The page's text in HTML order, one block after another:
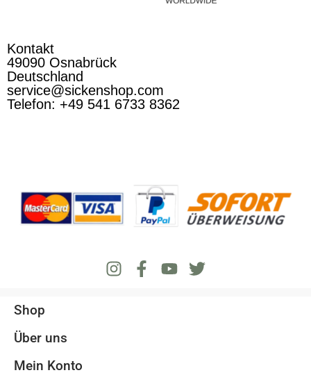
Kontakt
49090 Osnabrück
Deutschland
service@sickenshop.com
Telefon: +49 541 6733 8362
Shop
Über uns
Mein Konto